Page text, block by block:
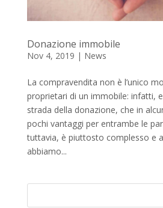
Donazione immobile
Nov 4, 2019 | News
La compravendita non è l’unico
proprietari di un immobile: infatti,
strada della donazione, che in
pochi vantaggi per entrambe le
tuttavia, è piuttosto complesso e
abbiamo...